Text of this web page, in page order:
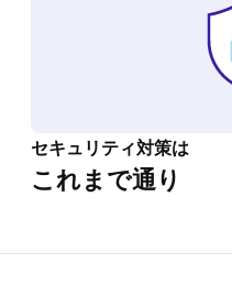
セキュリティ対策は
これまで通り